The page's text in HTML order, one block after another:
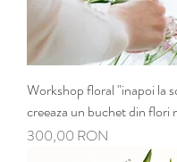
Workshop floral "inapoi la
creeaza un buchet din flori
Preț
300,00 RON